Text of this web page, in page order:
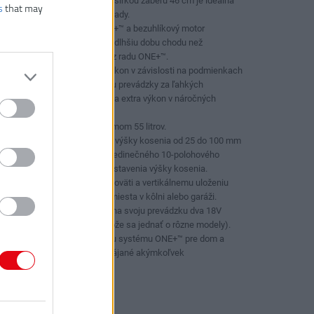
that may
na stredné až veľké záhrady.
2 x 18V akumulátor ONE+™ a bezuhlíkový motor
poskytujú väčší výkon a dlhšiu dobu chodu než
akákoľvek iná kosačka z radu ONE+™.
Automaticky upravuje výkon v závislosti na podmienkach
kosenia, aby šetrila dobu prevádzky za ľahkých
podmienok a poskytovala extra výkon v náročných
podmienkach.
Veľký zberný kôš s objemom 55 litrov.
Jednoduché nastavenie výšky kosenia od 25 do 100 mm
jednou rukou pomocou jedinečného 10-polohového
centrálneho systému nastavenia výšky kosenia.
Vďaka teleskopickej rukoväti a vertikálnemu uloženiu
zaberá kosačka menej miesta v kôlni alebo garáži.
Tento výrobok vyžaduje na svoju prevádzku dva 18V
akumulátory ONE+™ (môže sa jednať o rôzne modely).
Toto náradie je súčasťou systému ONE+™ pre dom a
záhradu a môže byť napájané akýmkoľvek
akumulátorom ONE+™.